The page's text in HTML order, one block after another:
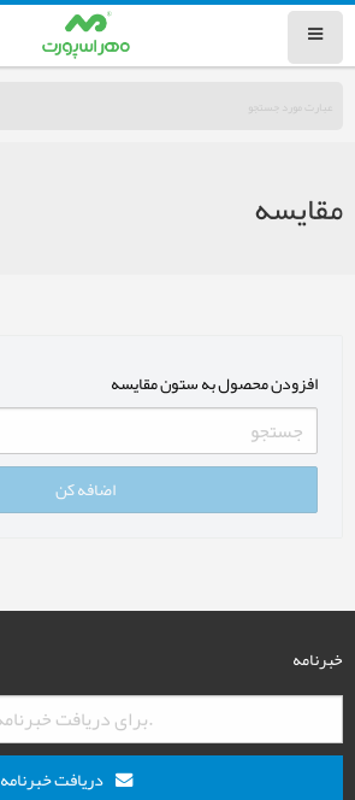
مقایسه
افزودن محصول به ستون مقایسه
اضافه کن
خبرنامه
دریافت خبرنامه